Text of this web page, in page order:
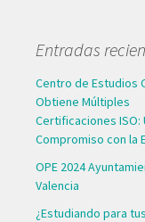
Entradas
Centro de Estudios
Obtiene Múltiples
Certificaciones ISO:
Compromiso con la
OPE 2024
Valencia
¿Estudiando para tus